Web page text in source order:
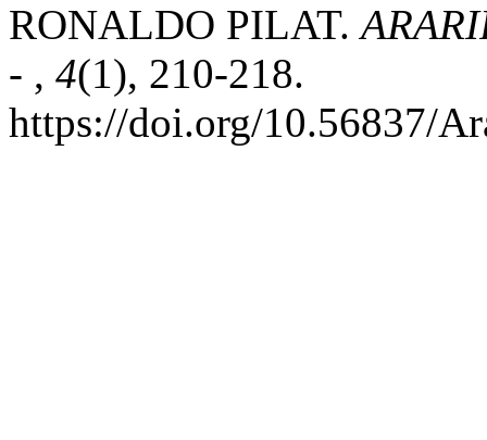
RONALDO PILAT.
- , 4(1), 210-218.
https://doi.org/10.56837/